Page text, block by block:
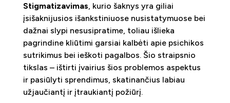
Stigmatizavimas, kurio šaknys yra giliai
įsišaknijusios išankstiniuose nusistatymuose bei
dažnai slypi nesusipratime, toliau išlieka
pagrindine kliūtimi garsiai kalbėti apie psichikos
sutrikimus bei ieškoti pagalbos. Šio straipsnio
tikslas – ištirti įvairius šios problemos aspektus
ir pasiūlyti sprendimus, skatinančius labiau
užjaučiantį ir įtraukiantį požiūrį.